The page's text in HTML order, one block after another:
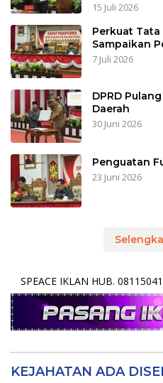
15 Juli 2026
Perkuat
Sampaikan
7 Juli 2026
DPRD
Daerah
30 Juni 2026
Penguatan
23 Juni 2026
KEJAHATAN ADA